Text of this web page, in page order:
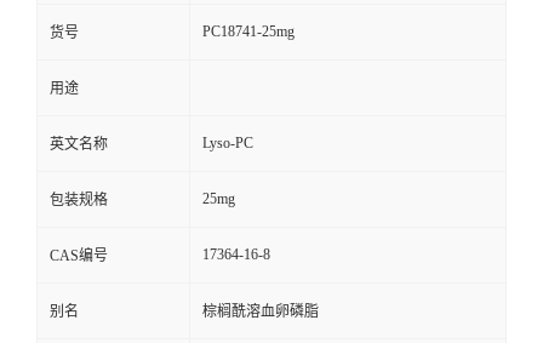
货号 PC18741-25mg
用途
英文名称 Lyso-PC
包装规格 25mg
CAS编号 17364-16-8
别名 棕榈酰溶血卵磷脂